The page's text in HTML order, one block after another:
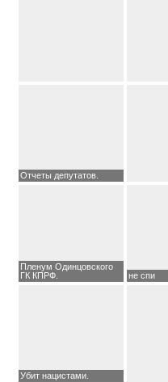
Отчеты депутатов.
Пленум Одинцовского
ГК КПРФ.
не спи
Убит нацистами.